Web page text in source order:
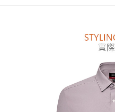
１．於結帳方式選擇「AFTEE先享後
結帳頁面，進行簡訊認證並確認金額
２．訂單成立數日內，您將收到繳費
３．收到繳費通知簡訊後14天內，點
ATM／網路銀行／等多元方式進行付
※ 請注意：結帳手續完成當下不需立
購買商品的店家。未經商家同意取消
後付繳納相關費用。
※ 交易是否成功請以「AFTEE先享
每筆NT$80，滿NT$1,500(含以上